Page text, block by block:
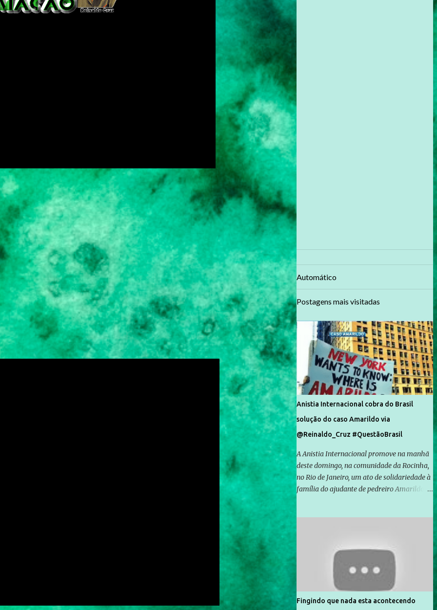
Automático
Postagens mais visitadas
Anistia Internacional cobra do Brasil
solução do caso Amarildo via
@Reinaldo_Cruz #QuestãoBrasil
A Anistia Internacional promove na manhã
deste domingo, na comunidade da Rocinha,
no Rio de Janeiro, um ato de solidariedade à
família do ajudante de pedreiro Amarildo de
Rocinha. A assessora de Direitos Humanos
da Anistia Internacional, Renata Neder, disse
à Agência Brasil que ações e atividades de
mobilização são feitas normalmente pela
organização não governamental. As ações
de solidariedade são promovidas em apoio
Fingindo que nada esta acontecendo